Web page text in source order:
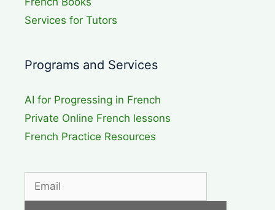
Services for Tutors
Programs and Services
AI for Progressing in French
Private Online French lessons
French Practice Resources